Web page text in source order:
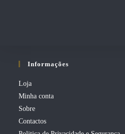
Informações
Loja
Minha conta
Sobre
Contactos